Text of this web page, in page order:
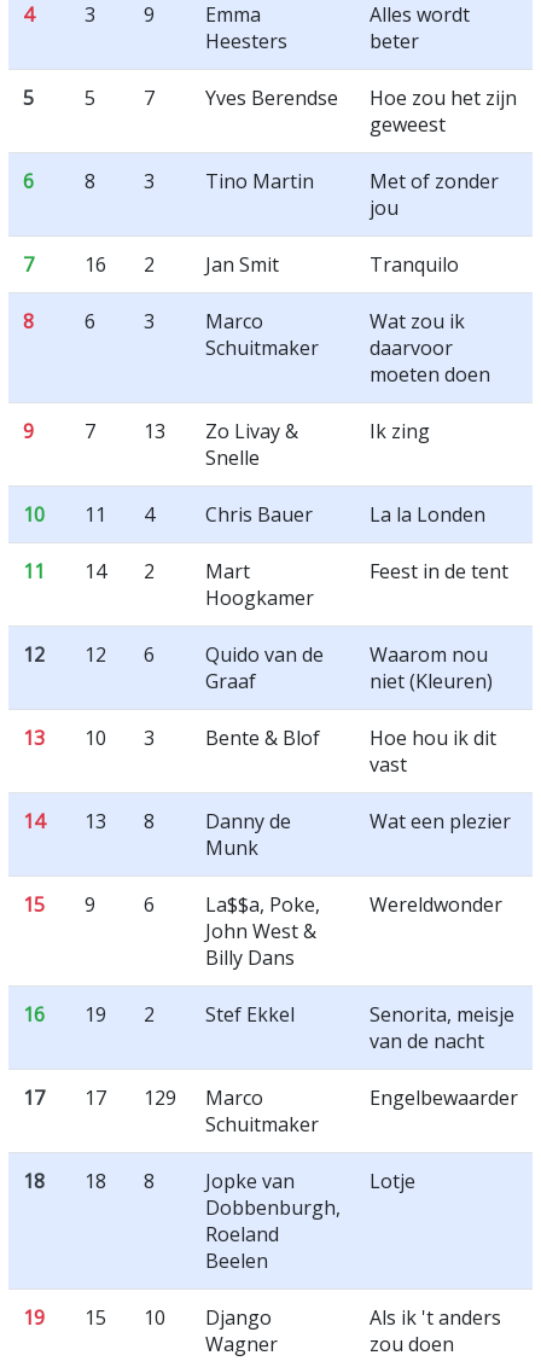
4 3 9
Emma
Heesters
Alles wordt
beter
5 5 7 Yves Berendse
Hoe zou het zijn
geweest
6 8 3 Tino Martin
Met of zonder
jou
7 16 2 Jan Smit Tranquilo
8 6 3
Marco
Schuitmaker
Wat zou ik
daarvoor
moeten doen
9 7 13
Zo Livay &
Snelle
Ik zing
10 11 4 Chris Bauer La la Londen
11 14 2
Mart
Hoogkamer
Feest in de tent
12 12 6
Quido van de
Graaf
Waarom nou
niet (Kleuren)
13 10 3 Bente & Blof
Hoe hou ik dit
vast
14 13 8
Danny de
Munk
Wat een plezier
15 9 6
La$$a, Poke,
John West &
Billy Dans
Wereldwonder
16 19 2 Stef Ekkel
Senorita, meisje
van de nacht
17 17 129
Marco
Schuitmaker
Engelbewaarder
18 18 8
Jopke van
Dobbenburgh,
Roeland
Beelen
Lotje
19 15 10
Django
Wagner
Als ik 't anders
zou doen